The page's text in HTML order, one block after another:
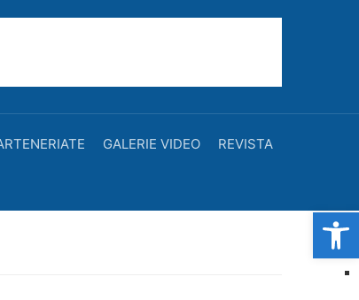
GALERIE VIDEO REVISTA